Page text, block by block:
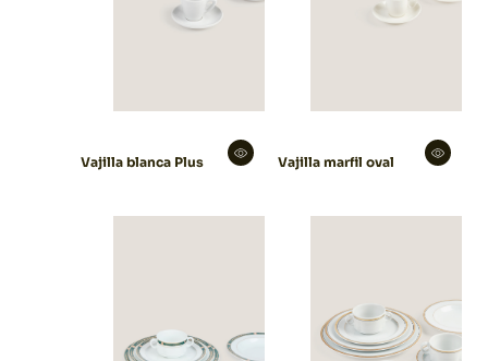
Vajilla blanca Plus Vajilla marfil oval